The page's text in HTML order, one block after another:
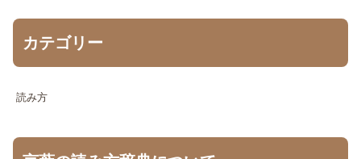
カテゴリー
読み方